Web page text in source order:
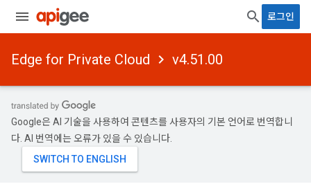
로그인
Edge for Private Cloud v4.51.00
Google은 AI 기술을 사용하여 콘텐츠를 사용자의 기본 언어로 번역합니
다. AI 번역에는 오류가 있을 수 있습니다.